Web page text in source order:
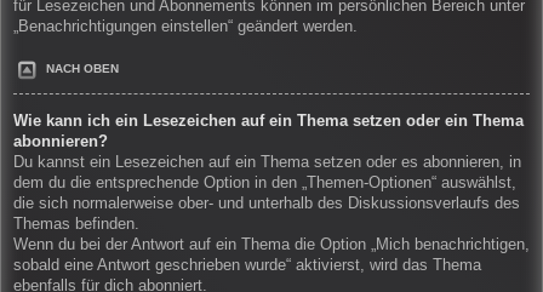
für Lesezeichen und Abonnements können im persönlichen Bereich unter
„Benachrichtigungen einstellen“ geändert werden.
NACH OBEN
Wie kann ich ein Lesezeichen auf ein Thema setzen oder ein Thema
abonnieren?
Du kannst ein Lesezeichen auf ein Thema setzen oder es abonnieren, in
dem du die entsprechende Option in den „Themen-Optionen“ auswählst,
die sich normalerweise ober- und unterhalb des Diskussionsverlaufs des
Themas befinden.
Wenn du bei der Antwort auf ein Thema die Option „Mich benachrichtigen,
sobald eine Antwort geschrieben wurde“ aktivierst, wird das Thema
ebenfalls für dich abonniert.